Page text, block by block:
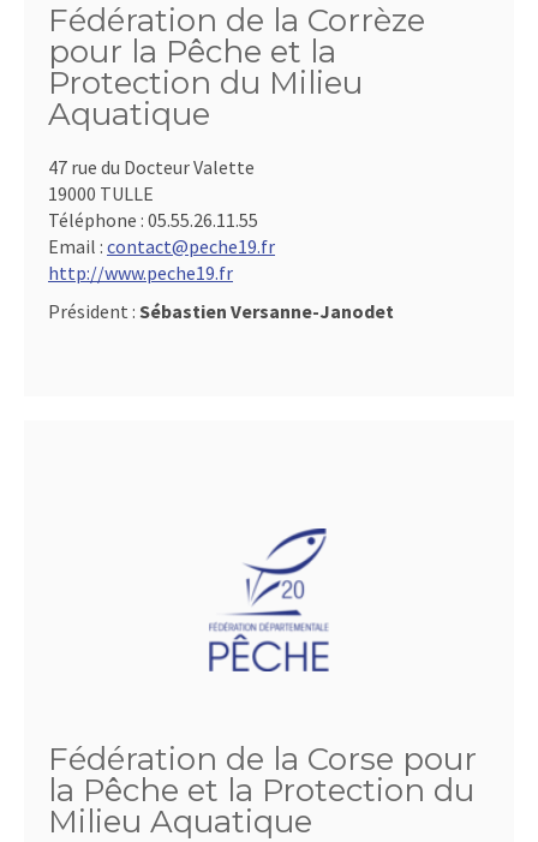
Fédération de la Corrèze
pour la Pêche et la
Protection du Milieu
Aquatique
47 rue du Docteur Valette
19000 TULLE
Téléphone : 05.55.26.11.55
Email : contact@peche19.fr
http://www.peche19.fr
Président : Sébastien Versanne-Janodet
Fédération de la Corse pour
la Pêche et la Protection du
Milieu Aquatique